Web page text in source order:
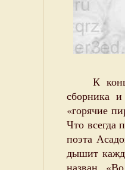
К концу
сборника
«горячие
Что всегда
поэта
дышит
назван